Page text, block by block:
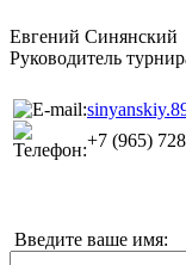
Евгений Синянский
Руководитель
+7 (965)
Введите ваше имя: